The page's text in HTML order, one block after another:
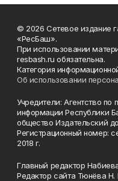
© 2026 Сетевое издание
«РесБаш».
При использовании
resbash.ru обязательна.
Категория
Об использовании
Учредители: Агентство
информации Республики
общество Издательский
Регистрационный номер:
2018 г.
Главный редактор
Редактор сайта Тюнёва Н.